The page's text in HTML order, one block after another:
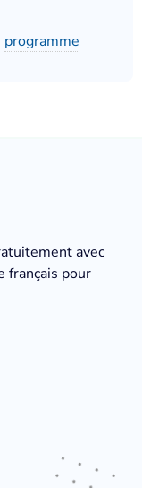
programme
avec
français pour